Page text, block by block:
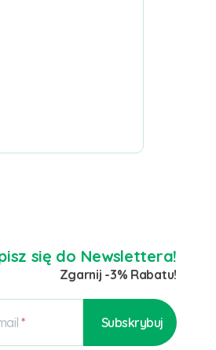
się do Newslettera!
Zgarnij -3% Rabatu!